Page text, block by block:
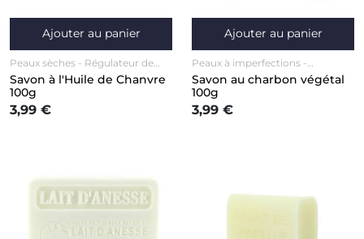
Ajouter au panier
Peaux sèches
Régulateur de
sébum
Visage
Savon à l'Huile de Chanvre
100g
3,99 €
Ajouter au panier
Peaux à imperfections
Régulateur de sébum
Visage
Savon au charbon végétal
100g
3,99 €